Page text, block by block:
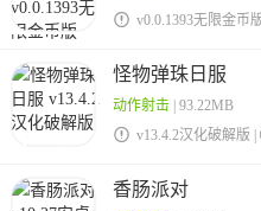
 v0.0.1393无限金币版
怪物弹珠日服
动作射击| 93.22MB
 v13.4.2汉化破解版 |
香肠派对